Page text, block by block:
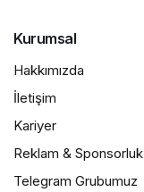
Kurumsal
Hakkımızda
İletişim
Kariyer
Reklam & Sponsorluk
Telegram Grubumuz